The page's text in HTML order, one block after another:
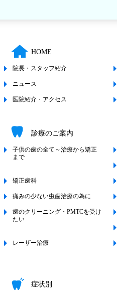
HOME
院長・スタッフ紹介
ニュース
医院紹介・アクセス
診療のご案内
子供の歯の全て～治療から矯正
まで
矯正歯科
痛みの少ない虫歯治療の為に
歯のクリーニング・PMTCを受け
たい
レーザー治療
症状別